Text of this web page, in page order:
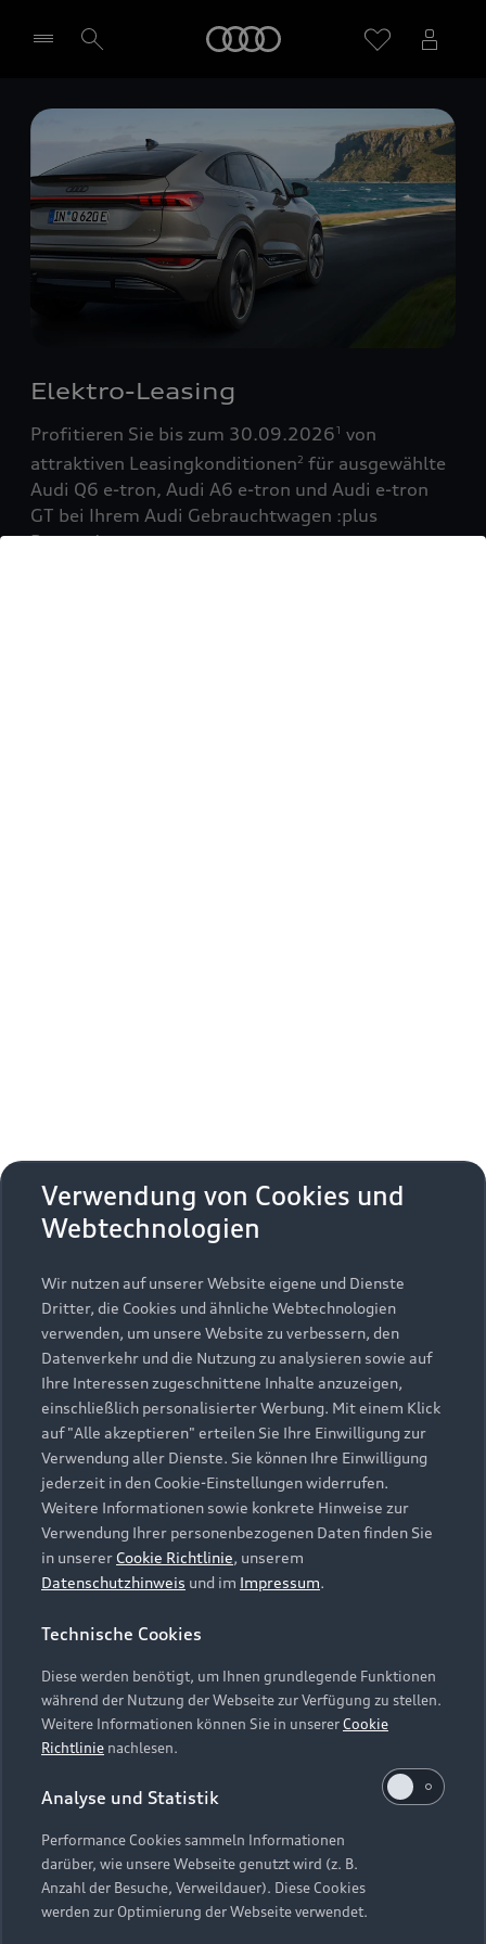
Händler wählen
Elektro-Leasing
Profitieren Sie bis zum 30.09.20261 von
attraktiven Leasingkonditionen2 für ausgewählte
Audi Q6 e-tron, Audi A6 e-tron und Audi e-tron
GT bei Ihrem Audi Gebrauchtwagen :plus
Partner!
Zurück nach oben
Modelle
Alle Modelle
Modelle vergleichen
Elektromodelle
Plug-in-Hybride
Kaufen & leasen
Neuwagensuche
Gebrauchtwagensuche
Gebrauchtwagen
Finanzierung
Aktionen & Angebote
Geschäftskunden
Service & Zubehör
Saisonale Angebote
Audi Services
Garantie
Audi digital services
myAudi
Support
Kundenservice
Händlersuche
Audi Code
Online-Terminvereinbarung
Servicekontakt
Vertrag widerrufen
Über Audi
Unternehmen
Karriere
Investor Relations
Presse & Media Center
Datenschutz
Audi erleben
Newsletter
Impressum Rechtliches
Hinweisgebersystem
Datenschutzinformation
Cookie-Einstellungen
Cookie-Richtlinie
Barrierefreiheit
Hinweis: Die aktuelle Darstellung und Anordnung der
Embleme am Fahrzeug bei allen Abbildungen auf dieser
Webseite kann abweichen.
Verwendung von Cookies und
Webtechnologien
Wir nutzen auf unserer Website eigene und Dienste
Dritter, die Cookies und ähnliche Webtechnologien
verwenden, um unsere Website zu verbessern, den
Datenverkehr und die Nutzung zu analysieren sowie auf
Ihre Interessen zugeschnittene Inhalte anzuzeigen,
einschließlich personalisierter Werbung. Mit einem Klick
auf "Alle akzeptieren" erteilen Sie Ihre Einwilligung zur
Verwendung aller Dienste. Sie können Ihre Einwilligung
jederzeit in den Cookie-Einstellungen widerrufen.
Weitere Informationen sowie konkrete Hinweise zur
Verwendung Ihrer personenbezogenen Daten finden Sie
in unserer Cookie Richtlinie, unserem
Datenschutzhinweis und im Impressum.
Technische Cookies
Diese werden benötigt, um Ihnen grundlegende Funktionen
während der Nutzung der Webseite zur Verfügung zu stellen.
Weitere Informationen können Sie in unsererCookie
Richtlinie nachlesen.
Analyse und Statistik
Performance Cookies sammeln Informationen
darüber, wie unsere Webseite genutzt wird (z. B.
Anzahl der Besuche, Verweildauer). Diese Cookies
werden zur Optimierung der Webseite verwendet.